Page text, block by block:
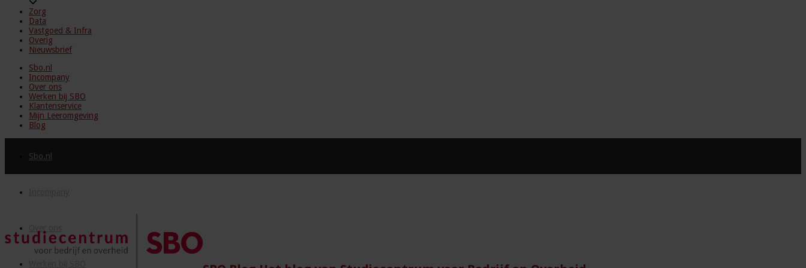
Zorg
Data
Vastgoed & Infra
Overig
Nieuwsbrief
Sbo.nl
Incompany
Over ons
Werken bij SBO
Klantenservice
Mijn Leeromgeving
Blog
Sbo.nl